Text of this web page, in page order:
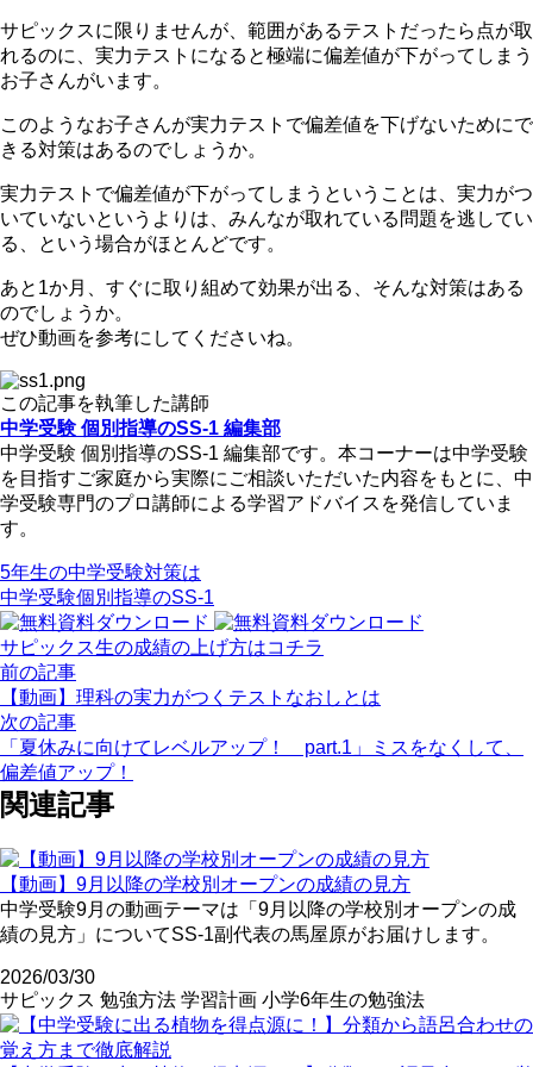
サピックスに限りませんが、範囲があるテストだったら点が取
れるのに、実力テストになると極端に偏差値が下がってしまう
お子さんがいます。
このようなお子さんが実力テストで偏差値を下げないためにで
きる対策はあるのでしょうか。
実力テストで偏差値が下がってしまうということは、実力がつ
いていないというよりは、みんなが取れている問題を逃してい
る、という場合がほとんどです。
あと1か月、すぐに取り組めて効果が出る、そんな対策はある
のでしょうか。
ぜひ動画を参考にしてくださいね。
この記事を執筆した講師
中学受験 個別指導のSS-1 編集部
中学受験 個別指導のSS-1 編集部です。本コーナーは中学受験
を目指すご家庭から実際にご相談いただいた内容をもとに、中
学受験専門のプロ講師による学習アドバイスを発信していま
す。
5年生の中学受験対策は
中学受験個別指導のSS-1
サピックス生の成績の上げ方はコチラ
前の記事
【動画】理科の実力がつくテストなおしとは
次の記事
「夏休みに向けてレベルアップ！ part.1」ミスをなくして、
偏差値アップ！
関連記事
【動画】9月以降の学校別オープンの成績の見方
中学受験9月の動画テーマは「9月以降の学校別オープンの成
績の見方」についてSS-1副代表の馬屋原がお届けします。
2026/03/30
サピックス 勉強方法 学習計画 小学6年生の勉強法